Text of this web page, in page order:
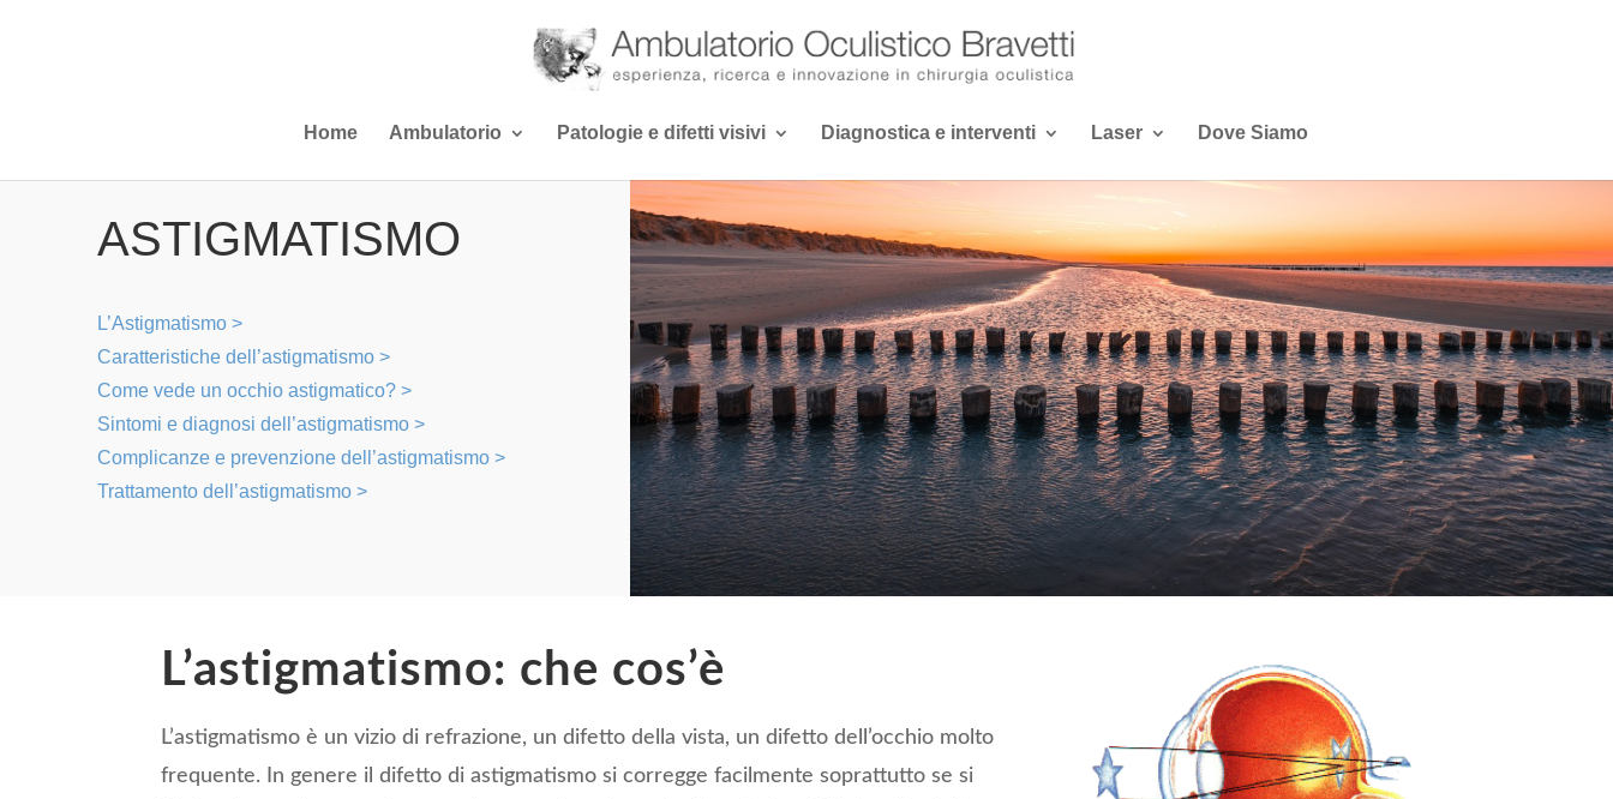
Home Ambulatorio Patologie e difetti visivi Diagnostica e interventi Laser Dove Siamo
ASTIGMATISMO
L’Astigmatismo >
Caratteristiche dell’astigmatismo >
Come vede un occhio astigmatico? >
Sintomi e diagnosi dell’astigmatismo >
Complicanze e prevenzione dell’astigmatismo >
Trattamento dell’astigmatismo >
L’astigmatismo: che cos’è
L’astigmatismo è un vizio di refrazione, un difetto della vista, un difetto dell’occhio molto
frequente. In genere il difetto di astigmatismo si corregge facilmente soprattutto se si